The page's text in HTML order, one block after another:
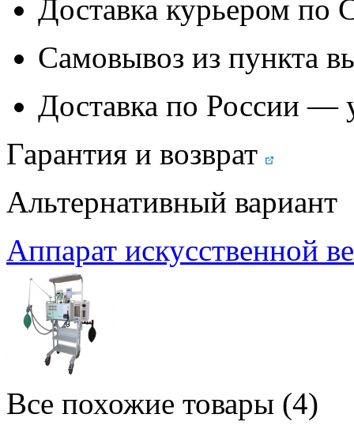
Доставка курьером
Самовывоз из пункта
Доставка по России —
Гарантия и возврат
Альтернативный вариант
Аппарат искусственной
Все похожие товары (4)